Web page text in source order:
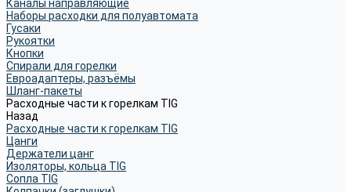
Каналы направляющие
Наборы расходки для полуавтомата
Гусаки
Рукоятки
Кнопки
Спирали для горелки
Евроадаптеры, разъёмы
Шланг-пакеты
Расходные части к горелкам TIG
Назад
Расходные части к горелкам TIG
Цанги
Держатели цанг
Изоляторы, кольца TIG
Сопла TIG